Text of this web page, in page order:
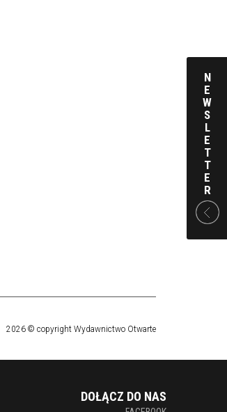
2026 © copyright Wydawnictwo Otwarte
DOŁĄCZ DO NAS
N
E
W
S
L
E
T
T
E
R